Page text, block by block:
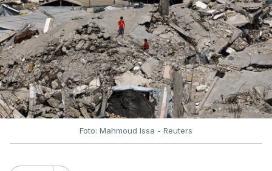
Foto: Mahmoud Issa - Reuters